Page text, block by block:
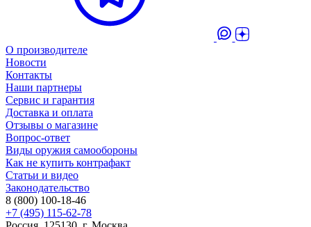
О производителе
Новости
Контакты
Наши партнеры
Сервис и гарантия
Доставка и оплата
Отзывы о магазине
Вопрос-ответ
Виды оружия самообороны
Как не купить контрафакт
Статьи и видео
Законодательство
8 (800) 100-18-46
+7 (495) 115-62-78